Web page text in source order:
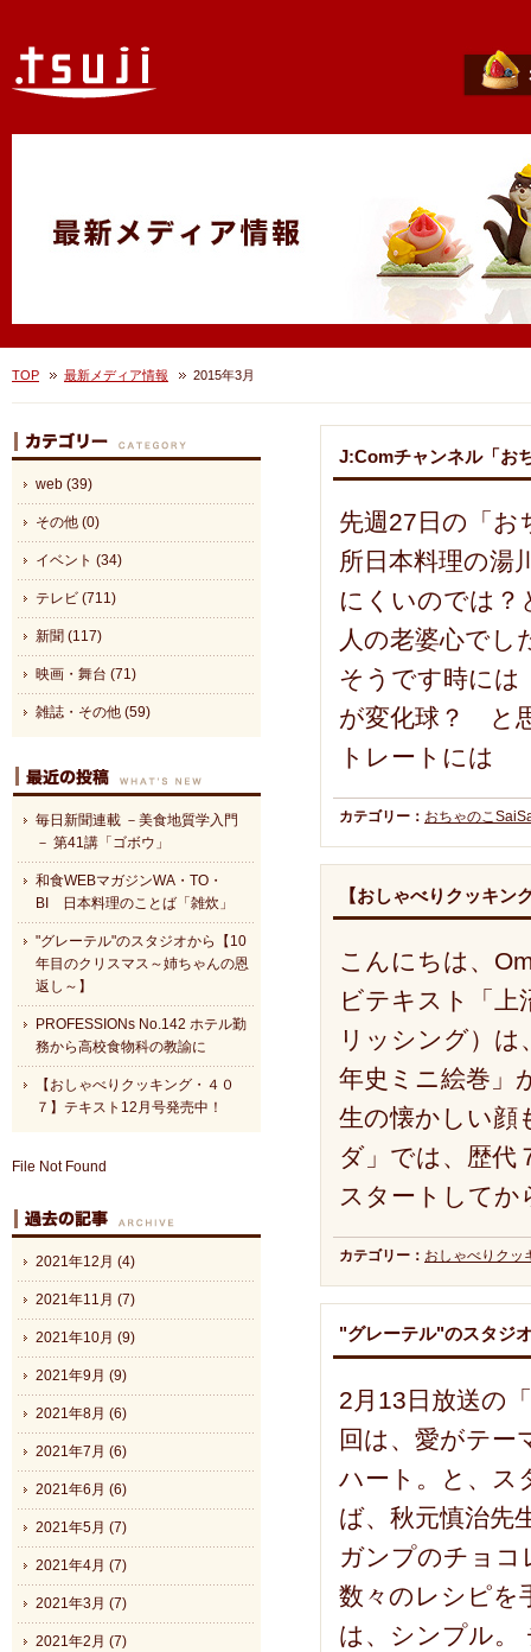
TOP 最新メディア情報 2015年3月
J:Comチャンネル「お
先週27日の「
所日本料理の湯
にくいのでは？
人の老婆心でし
そうです時に
が変化球？ と
トレートには
カテゴリー： おちゃのこ
【おしゃべりクッキン
こんにちは、
ビテキスト「上
リッシング）は
年史ミニ絵巻」
生の懐かしい顔
ダ」では、歴代
スタートしてか
カテゴリー： おしゃべりクッ
"グレーテル"のスタジ
2月13日放送の
回は、愛がテー
ハート。と、ス
ば、秋元慎治先
ガンプのチョ
数々のレシピを
は、シンプル。
web (39)
その他 (0)
イベント (34)
テレビ (711)
新聞 (117)
映画・舞台 (71)
雑誌・その他 (59)
毎日新聞連載 －美食地質学入門
－ 第41講「ゴボウ」
和食WEBマガジンWA・TO・
BI 日本料理のことば「雑炊」
"グレーテル"のスタジオから【10
年目のクリスマス～姉ちゃんの恩
返し～】
PROFESSIONs No.142 ホテル勤
務から高校食物科の教諭に
【おしゃべりクッキング・４０
７】テキスト12月号発売中！
File Not Found
2021年12月 (4)
2021年11月 (7)
2021年10月 (9)
2021年9月 (9)
2021年8月 (6)
2021年7月 (6)
2021年6月 (6)
2021年5月 (7)
2021年4月 (7)
2021年3月 (7)
2021年2月 (7)